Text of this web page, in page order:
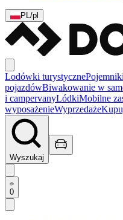
PL/pl
Lodówki turystycznePojemniki
pojazdówBiwakowanie w
i campervanyLódkiMobilne
wyposażenieWyprzedaże
Wyszukaj
0